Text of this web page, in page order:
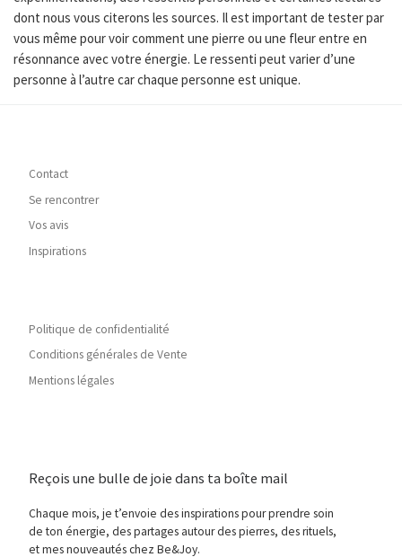
dont nous vous citerons les sources. Il est important de tester par
vous même pour voir comment une pierre ou une fleur entre en
résonnance avec votre énergie. Le ressenti peut varier d’une
personne à l’autre car chaque personne est unique.
Contact
Se rencontrer
Vos avis
Inspirations
Politique de confidentialité
Conditions générales de Vente
Mentions légales
Reçois une bulle de joie dans ta boîte mail
Chaque mois, je t’envoie des inspirations pour prendre soin
de ton énergie, des partages autour des pierres, des rituels,
et mes nouveautés chez Be&Joy.